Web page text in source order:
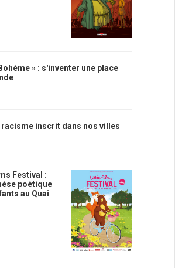
» : s'inventer une place
racisme inscrit dans nos villes
Festival :
poétique
au Quai